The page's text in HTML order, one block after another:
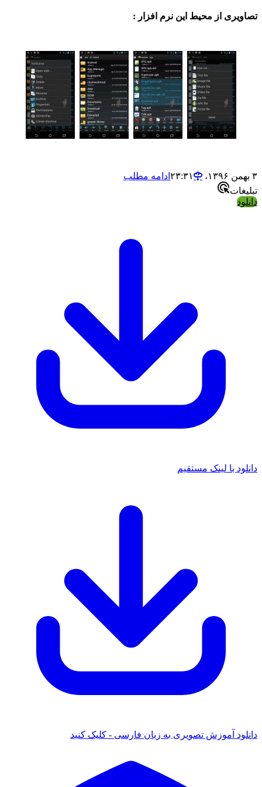
از محیط این نرم افزار :
ادامه مطلب
با لینک مستقیم
آموزش تصویری به زبان فارسی - کلیک کنید